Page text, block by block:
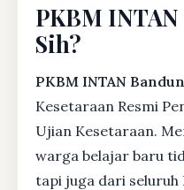
PKBM
Sih?
PKBM INTAN
Kesetaraan Resmi
Ujian Kesetaraan.
warga belajar baru
tapi juga dari seluruh